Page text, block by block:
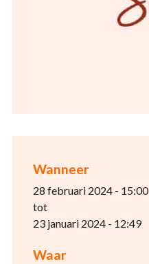
Wanneer
28 februari 2024 - 15:00
tot
23 januari 2024 - 12:49
Waar